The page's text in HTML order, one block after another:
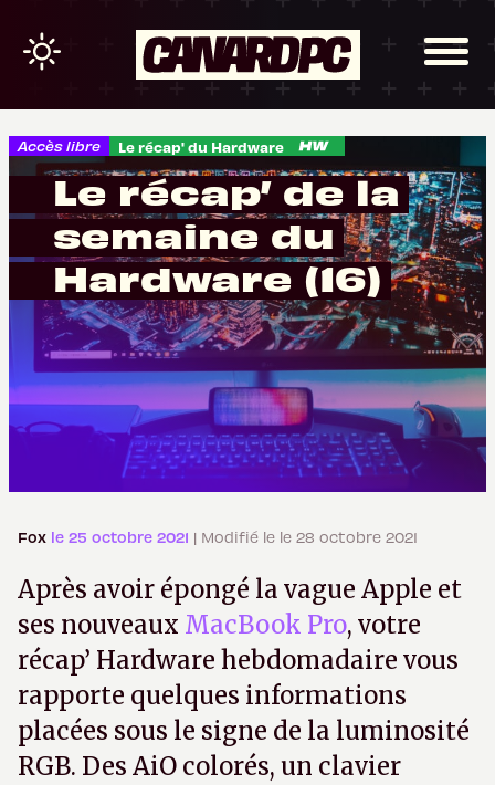
Accès libre Le récap' du Hardware
Le récap’ de la
semaine du
Hardware (16)
Fox le 25 octobre 2021 | Modifié le le 28 octobre 2021
Après avoir épongé la vague Apple et
ses nouveaux MacBook Pro, votre
récap’ Hardware hebdomadaire vous
rapporte quelques informations
placées sous le signe de la luminosité
RGB. Des AiO colorés, un clavier